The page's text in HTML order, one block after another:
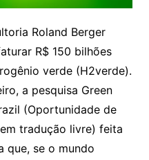
Roland Berger
R$ 150 bilhões
verde (H2verde).
a pesquisa Green
(Oportunidade de
tradução livre) feita
que, se o mundo